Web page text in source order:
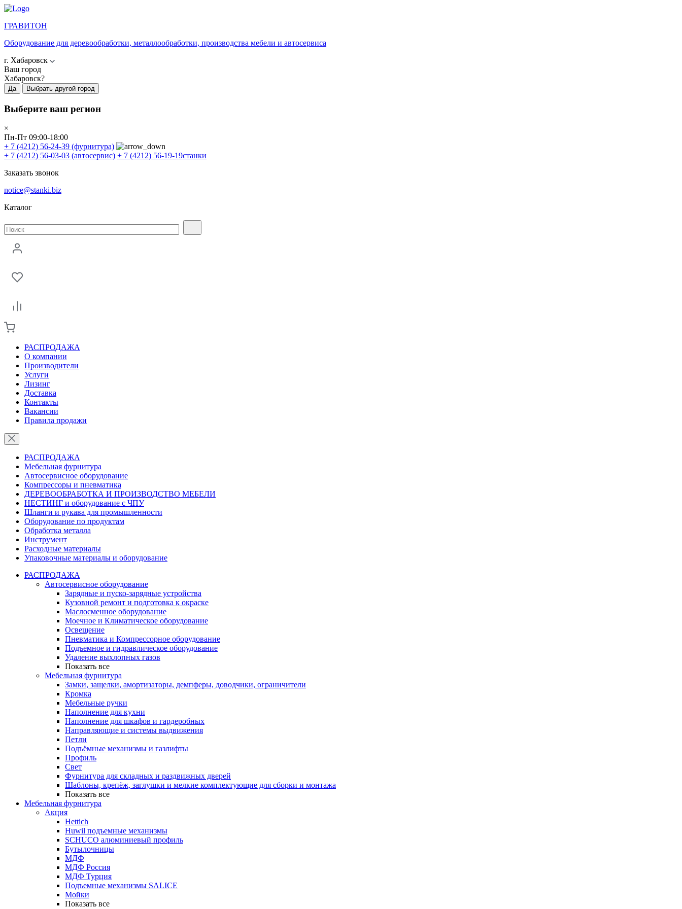
ГРАВИТОН
Оборудование для деревообработки, металлообработки, производства мебели и автосервиса
г. Хабаровск
Ваш город
Хабаровск?
Да Выбрать другой город
Выберите ваш регион
×
Пн-Пт 09:00-18:00
+ 7 (4212) 56-24-39 (фурнитура)
+ 7 (4212) 56-03-03 (автосервис) + 7 (4212) 56-19-19станки
Заказать звонок
notice@stanki.biz
Каталог
РАСПРОДАЖА
О компании
Производители
Услуги
Лизинг
Доставка
Контакты
Вакансии
Правила продажи
РАСПРОДАЖА
Мебельная фурнитура
Автосервисное оборудование
Компрессоры и пневматика
ДЕРЕВООБРАБОТКА И ПРОИЗВОДСТВО МЕБЕЛИ
НЕСТИНГ и оборудование с ЧПУ
Шланги и рукава для промышленности
Оборудование по продуктам
Обработка металла
Инструмент
Расходные материалы
Упаковочные материалы и оборудование
РАСПРОДАЖА
Автосервисное оборудование
Зарядные и пуско-зарядные устройства
Кузовной ремонт и подготовка к окраске
Маслосменное оборудование
Моечное и Климатическое оборудование
Освещение
Пневматика и Компрессорное оборудование
Подъемное и гидравлическое оборудование
Удаление выхлопных газов
Показать все
Мебельная фурнитура
Замки, защелки, амортизаторы, демпферы, доводчики, ограничители
Кромка
Мебельные ручки
Наполнение для кухни
Наполнение для шкафов и гардеробных
Направляющие и системы выдвижения
Петли
Подъёмные механизмы и газлифты
Профиль
Свет
Фурнитура для складных и раздвижных дверей
Шаблоны, крепёж, заглушки и мелкие комплектующие для сборки и монтажа
Показать все
Мебельная фурнитура
Акция
Hettich
Huwil подъемные механизмы
SCHUCO алюминиевый профиль
Бутылочницы
МДФ
МДФ Россия
МДФ Турция
Подъемные механизмы SALICE
Мойки
Показать все